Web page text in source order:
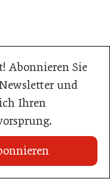
Abonnieren Sie
und
Ihren